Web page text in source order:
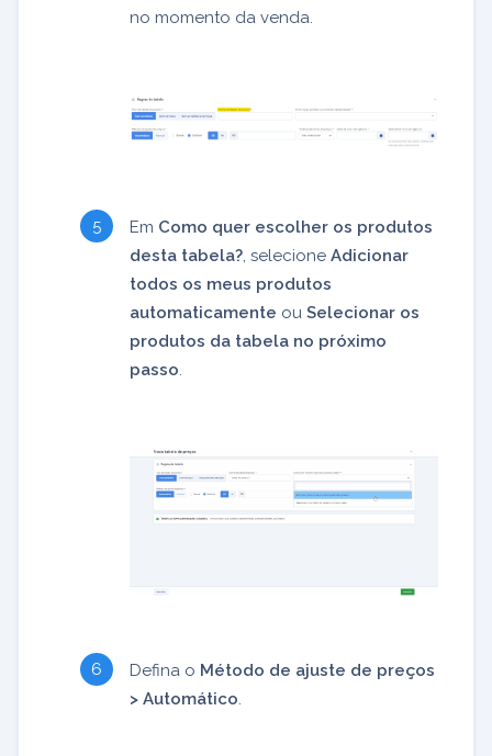
no momento da venda.
Em Como quer escolher os produtos
desta tabela? , selecione Adicionar
todos os meus produtos
automaticamente ou Selecionar os
produtos da tabela no próximo
passo
Defina o Método de ajuste de preços
> Automático.